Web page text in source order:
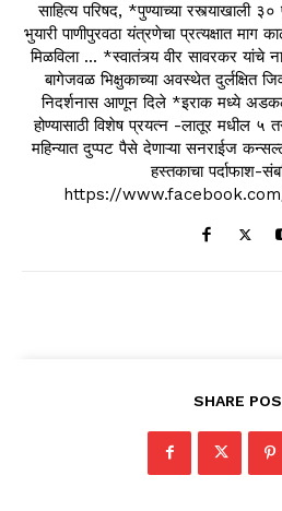
साहित्य परिषद, *पुण्याच्या
भुयारी पाणीपुरवठा यंत्रणेचा प्रत्यक्षात माग
मिळविला ... *स्वातंत्र्य वीर सावरकर
बागेजवळ भिक्षुकाच्या अवस्थेत दुर्लक्षित
निदर्शनास आणून दिले *इराक मध्ये
होण्यासाठी विशेष प्रयत्न -लातूर मधील ५
महिन्यात दुप्पट पैसे देणाऱ्या सनराईज
हस्तकाचा पर्दाफाश-
https://
SHARE